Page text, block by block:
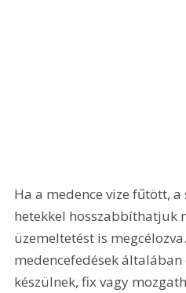
Ha a medence vize fűtött,
hetekkel hosszabbíthatjuk
üzemeltetést is
medencefedések
készülnek, fix vagy